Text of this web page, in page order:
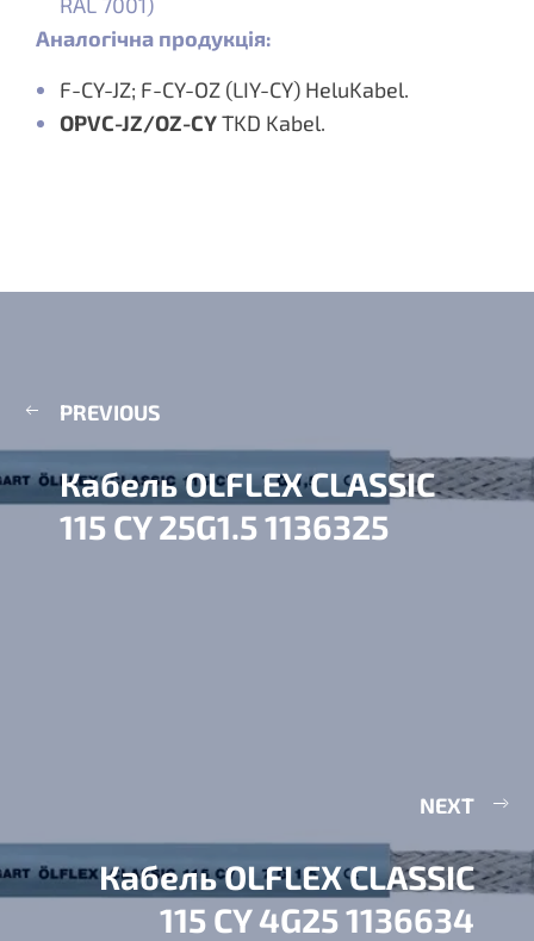
Аналогічна продукція:
F-CY-JZ; F-CY-OZ (LIY-CY) HeluKabel.
OPVC-JZ/OZ-CYTKD Kabel.
PREVIOUS
Кабель OLFLEX CLASSIC
115 CY 25G1.5 1136325
NEXT
Кабель OLFLEX CLASSIC
115 CY 4G25 1136634